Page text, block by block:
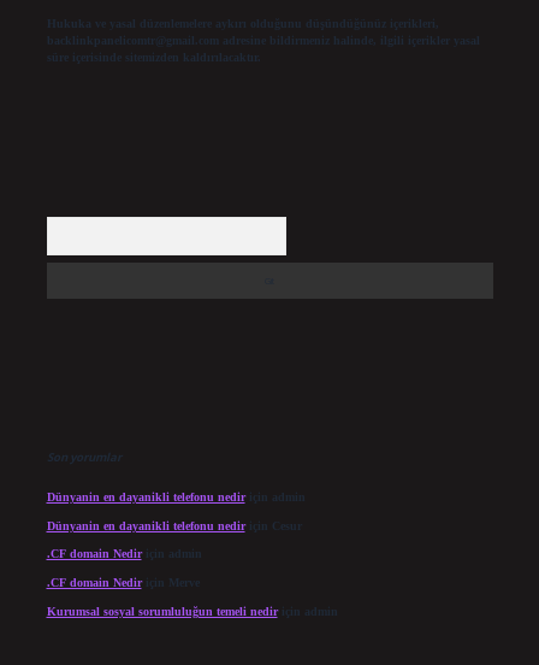
Hukuka ve yasal düzenlemelere aykırı olduğunu düşündüğünüz içerikleri,
backlinkpanelicomtr@gmail.comadresine bildirmeniz halinde, ilgili içerikler yasal
süre içerisinde sitemizden kaldırılacaktır.
Son yorumlar
Dünyanin en dayanikli telefonu nediriçin admin
Dünyanin en dayanikli telefonu nediriçin Cesur
.CF domain Nediriçin admin
.CF domain Nediriçin Merve
Kurumsal sosyal sorumluluğun temeli nediriçin admin